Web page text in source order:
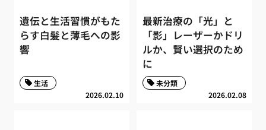
遺伝と生活習慣がもた
らす白髪と薄毛への影
響
2026.02.10
生活
最新治療の「光」と
「影」レーザーかドリ
ルか、賢い選択のため
に
2026.02.08
未分類